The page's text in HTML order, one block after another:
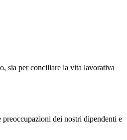
sia per conciliare la vita lavorativa
dei nostri dipendenti e